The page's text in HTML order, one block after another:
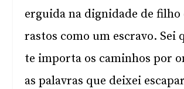
erguida na dignidade de filho
rastos como um escravo. Sei
te importa os caminhos por
as palavras que deixei